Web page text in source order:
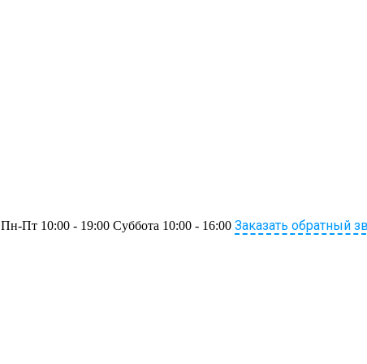
Пн-Пт 10:00 - 19:00 Суббота 10:00 - 16:00 Заказать обратный